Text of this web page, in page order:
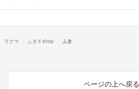
ラクマ ふき's shop ふき
ページの上へ戻る